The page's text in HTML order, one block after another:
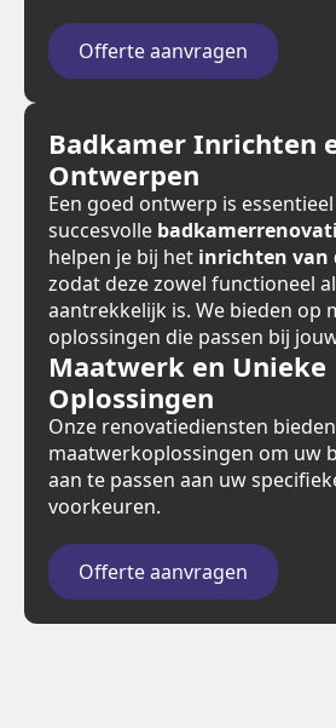
Offerte aanvragen
Badkamer Inrichten
Ontwerpen
Een goed ontwerp is
succesvolle
helpen je bij het inrichten van
zodat deze zowel functioneel
aantrekkelijk is. We bieden op
oplossingen die passen bij
Maatwerk en Unieke
Oplossingen
Onze renovatiediensten bieden
maatwerkoplossingen om uw
aan te passen aan uw
voorkeuren.
Offerte aanvragen